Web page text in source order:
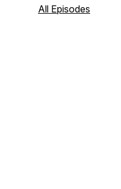
All Episodes